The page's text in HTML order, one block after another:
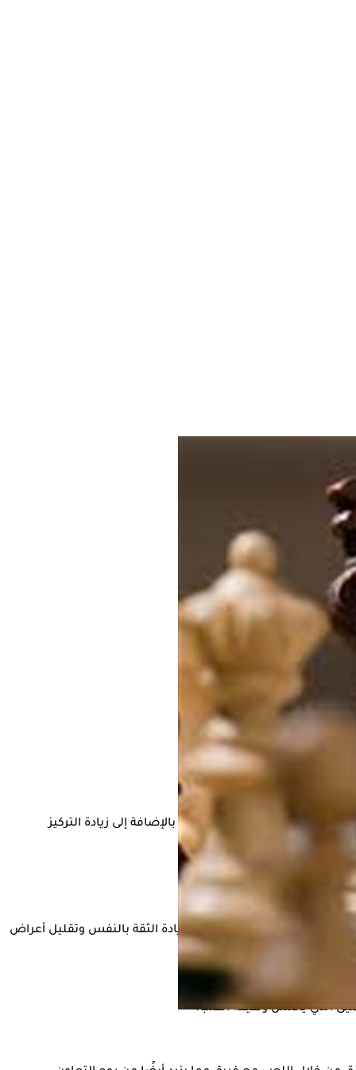
خطورة في بعض الحالات.
سهولة تخزين المعلومات، بالإضافة إلى زيادة التركيز
الحالة المزاجية، ومن ثم زيادة الثقة بالنفس وتقليل أعراض
الذي يحسن وظيفة القلب.